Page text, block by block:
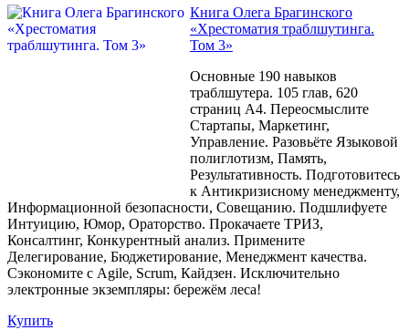
Книга Олега Брагинского
«Хрестоматия траблшутинга.
Том 3»
Основные 190 навыков
траблшутера. 105 глав, 620
страниц A4. Переосмыслите
Стартапы, Маркетинг,
Управление. Разовьёте Языковой
полиглотизм, Память,
Результативность. Подготовитесь
к Антикризисному менеджменту,
Информационной безопасности, Совещанию. Подшлифуете
Интуицию, Юмор, Ораторство. Прокачаете ТРИЗ,
Консалтинг, Конкурентный анализ. Примените
Делегирование, Бюджетирование, Менеджмент качества.
Сэкономите с Agile, Scrum, Кайдзен. Исключительно
электронные экземпляры: бережём леса!
Купить